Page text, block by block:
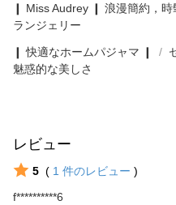
❙ Miss Audrey ❙ 浪漫簡約，時
ランジェリー
❙ 快適なホームパジャマ ❙
魅惑的な美しさ
レビュー
5 ( 1 件のレビュー )
f**********6